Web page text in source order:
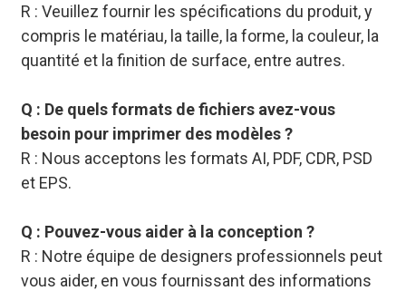
R : Veuillez fournir les spécifications du produit, y
compris le matériau, la taille, la forme, la couleur, la
quantité et la finition de surface, entre autres.
Q : De quels formats de fichiers avez-vous
besoin pour imprimer des modèles ?
R : Nous acceptons les formats AI, PDF, CDR, PSD
et EPS.
Q : Pouvez-vous aider à la conception ?
R : Notre équipe de designers professionnels peut
vous aider, en vous fournissant des informations